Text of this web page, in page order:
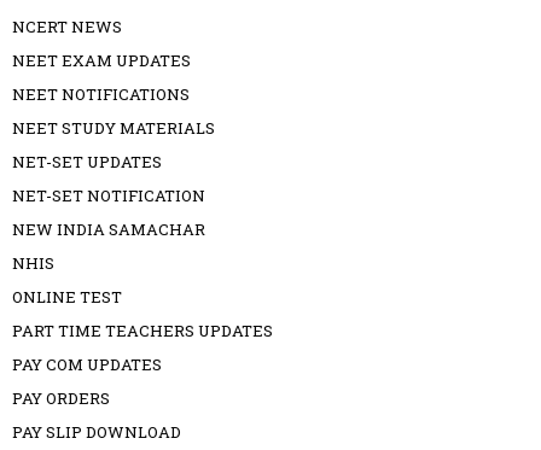
NCERT NEWS
NEET EXAM UPDATES
NEET NOTIFICATIONS
NEET STUDY MATERIALS
NET-SET UPDATES
NET-SET NOTIFICATION
NEW INDIA SAMACHAR
NHIS
ONLINE TEST
PART TIME TEACHERS UPDATES
PAY COM UPDATES
PAY ORDERS
PAY SLIP DOWNLOAD